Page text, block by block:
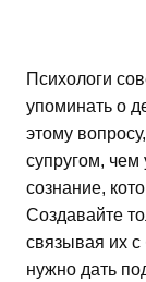
Психологи
упоминать о
этому
супругом, чем
сознание,
Создавайте
связывая их
нужно дать